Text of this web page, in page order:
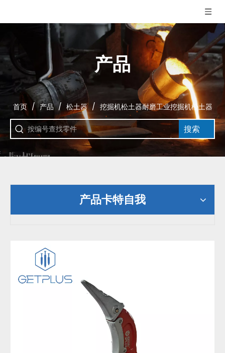
产品
首页 / 产品 / 松土器 / 挖掘机松土器耐磨工业挖掘机松土器
搜索
产品卡特自我